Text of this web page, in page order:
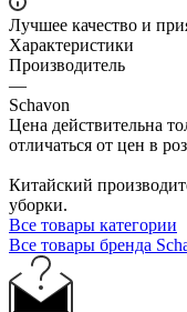
Лучшее качество и
Характеристики
Производитель
—
Schavon
Цена действительна
отличаться от цен в
Китайский
уборки.
Все товары категории
Все товары бренда